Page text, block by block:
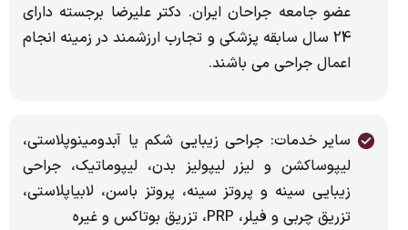
عضو جامعه جراحان ایران. دکتر علیرضا برجسته دارای
24 سال سابقه پزشکی و تجارب ارزشمند در زمینه انجام
اعمال جراحی می باشند.
سایر خدمات: جراحی زیبایی شکم یا آبدومینوپلاستی،
لیپوساکشن و لیزر لیپولیز بدن، لیپوماتیک، جراحی
زیبایی سینه و پروتز سینه، پروتز باسن، لابیاپلاستی،
تزریق چربی و فیلر، PRP، تزریق بوتاکس و غیره